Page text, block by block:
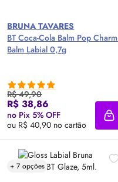
BRUNA TAVARES
BT Coca-Cola Balm Pop
Balm Labial 0,7g
R$ 49,90
R$ 38,86
no Pix 5% OFF
ou R$ 40,90 no cartão
+ 7 opções